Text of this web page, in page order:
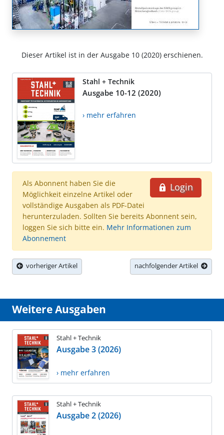
Dieser Artikel ist in der Ausgabe 10 (2020) erschienen.
Stahl + Technik
Ausgabe 10-12 (2020)
› mehr erfahren
Login
Als Abonnent haben Sie die
Möglichkeit einzelne Artikel oder
vollständige Ausgaben als PDF-Datei
herunterzuladen. Sollten Sie bereits Abonnent sein,
loggen Sie sich bitte ein. Mehr Informationen zum
Abonnement
vorheriger Artikel nachfolgender Artikel
Weitere Ausgaben
Stahl + Technik
Ausgabe 3 (2026)
› mehr erfahren
Stahl + Technik
Ausgabe 2 (2026)